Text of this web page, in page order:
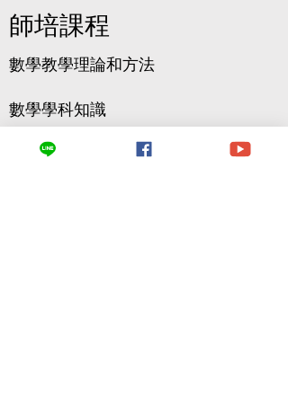
師培課程
數學教學理論和方法
數學學科知識
數學教學及情境引導